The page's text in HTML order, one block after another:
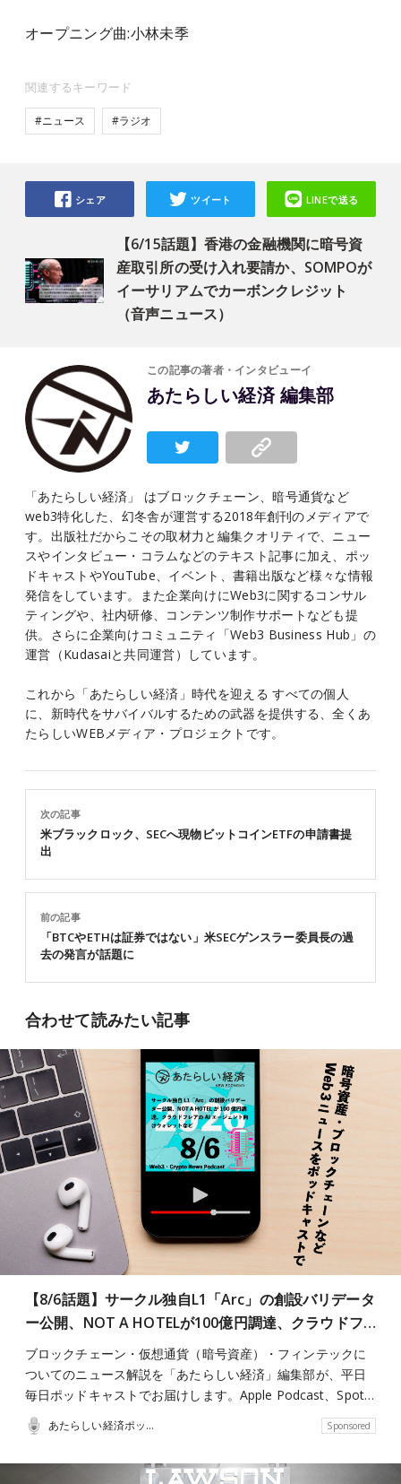
オープニング曲:小林未季
関連するキーワード
#ニュース #ラジオ
【6/15話題】香港の金融機関に暗号資
産取引所の受け入れ要請か、SOMPOが
イーサリアムでカーボンクレジット
（音声ニュース）
シェア ツイート LINEで送る
この記事の著者・インタビューイ
あたらしい経済 編集部
「あたらしい経済」 はブロックチェーン、暗号通貨など
web3特化した、幻冬舎が運営する2018年創刊のメディアで
す。出版社だからこその取材力と編集クオリティで、ニュー
スやインタビュー・コラムなどのテキスト記事に加え、ポッ
ドキャストやYouTube、イベント、書籍出版など様々な情報
発信をしています。また企業向けにWeb3に関するコンサル
ティングや、社内研修、コンテンツ制作サポートなども提
供。さらに企業向けコミュニティ「Web3 Business Hub」の
運営（Kudasaiと共同運営）しています。
これから「あたらしい経済」時代を迎える すべての個人
に、新時代をサバイバルするための武器を提供する、全くあ
たらしいWEBメディア・プロジェクトです。
前の記事
「BTCやETHは証券ではない」米SECゲンスラー委員長の過
去の発言が話題に
次の記事
米ブラックロック、SECへ現物ビットコインETFの申請書提
出
合わせて読みたい記事
【8/6話題】サークル独自L1「Arc」の創設バリデータ
ー公開、NOT A HOTELが100億円調達、クラウドフ…
ブロックチェーン・仮想通貨（暗号資産）・フィンテックに
ついてのニュース解説を「あたらしい経済」編集部が、平日
毎日ポッドキャストでお届けします。Apple Podcast、Spot…
あたらしい経済ポッドキャスト Sponsored